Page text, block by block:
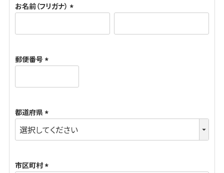
)
お名前（フリガナ）
必
郵便番号
必
)
都道府県
(
必
)
市区町村